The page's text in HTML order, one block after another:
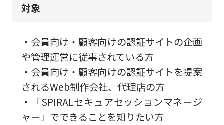
対象
・会員向け・顧客向けの認証サイトの企画
や管理運営に従事されている方​
・会員向け・顧客向けの認証サイトを提案
されるWeb制作会社、代理店の方​
・「SPIRALセキュアセッションマネージ
ャー」でできることを知りたい方